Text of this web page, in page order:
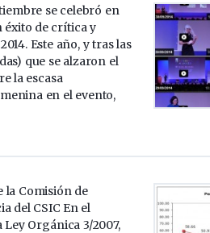
se celebró en
éxito de crítica y
Este año, y tras las
que se alzaron el
la escasa
en el evento,
la Comisión de
del CSIC En el
Orgánica 3/2007,